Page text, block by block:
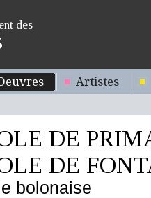
des
Artistes
DE
DE
bolonaise